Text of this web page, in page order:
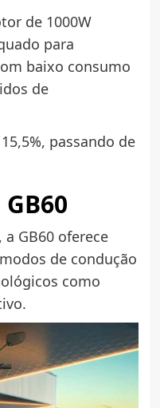
de 1000W
para
baixo consumo
de
passando de
GB60 oferece
de condução
como